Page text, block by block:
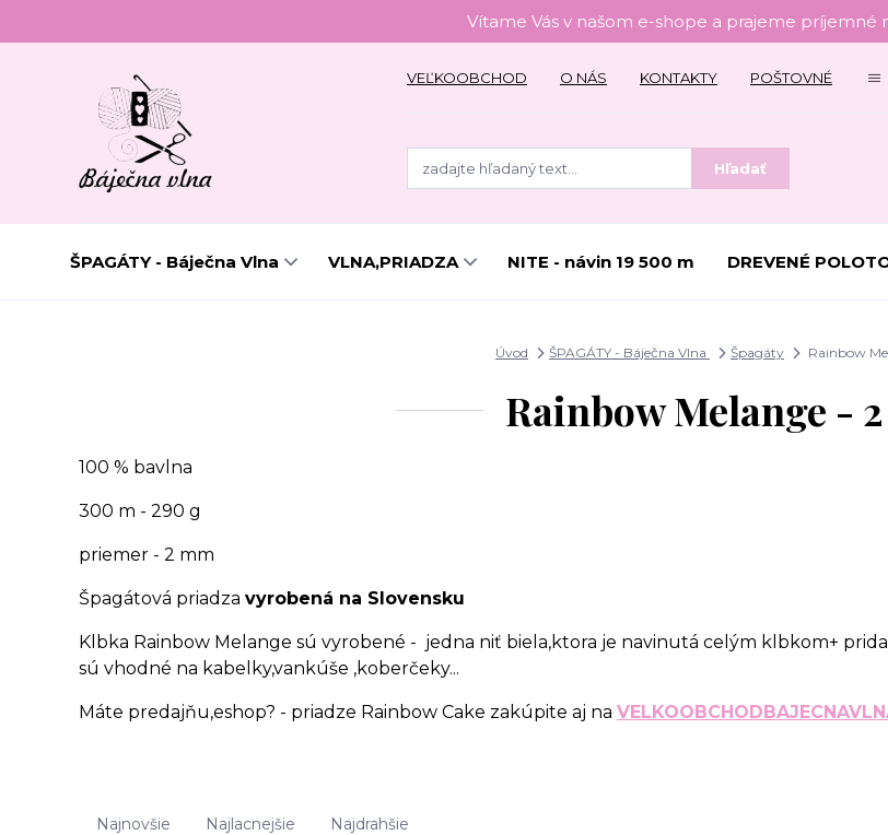
Vítame Vás v našom e-shope a prajeme príjemné
VEĽKOOBCHOD O NÁS KONTAKTY POŠTOVNÉ
Hľadať
ŠPAGÁTY - Báječna Vlna VLNA,PRIADZA NITE - návin 19 500 m DREVENÉ
Úvod ŠPAGÁTY - Báječna Vlna Špagáty Rainbow
Rainbow Melange -
100 % bavlna
300 m - 290 g
priemer - 2 mm
Špagátová priadza vyrobená na Slovensku
Klbka Rainbow Melange sú vyrobené - jedna niť biela,ktora je navinutá celým klbkom+
sú vhodné na kabelky,vankúše ,koberčeky...
Máte predajňu,eshop? - priadze Rainbow Cake zakúpite aj na
Najnovšie Najlacnejšie Najdrahšie